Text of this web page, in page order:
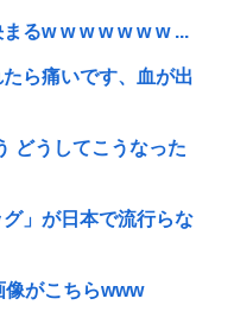
るw w w w w w w ...
ら痛いです、血が出
どうしてこうなった
」が日本で流行らな
像がこちらwww